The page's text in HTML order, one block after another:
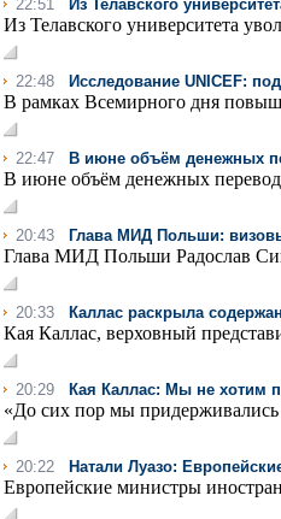
22:51 Из Телавского
Из Телавского университета
22:48 Исследование UNICEF:
В рамках Всемирного дня
22:47 В июне объём денежных
В июне объём денежных
20:43 Глава МИД Польши:
Глава МИД Польши Радослав
20:33 Каллас раскрыла
Кая Каллас, верховный
20:29 Кая Каллас: Мы не хотим
«До сих пор мы придерживались
20:22 Натали Луазо:
Европейские министры